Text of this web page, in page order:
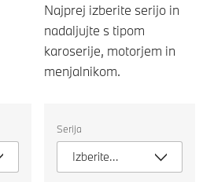
Najprej izberite serijo in
nadaljujte s tipom
karoserije, motorjem in
menjalnikom.
naslednje
lastnosti
izbiro
Serija
Izberite
serijo